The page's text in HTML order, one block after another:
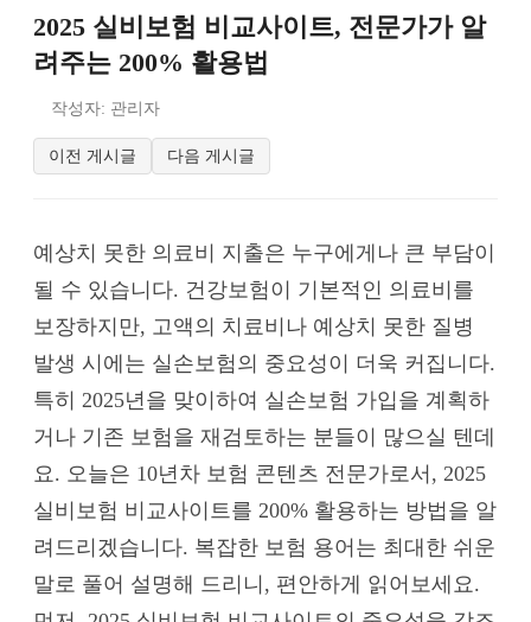
2025 실비보험 비교사이트, 전문가가 알
려주는 200% 활용법
작성자: 관리자
이전 게시글 다음 게시글
예상치 못한 의료비 지출은 누구에게나 큰 부담이
될 수 있습니다. 건강보험이 기본적인 의료비를
보장하지만, 고액의 치료비나 예상치 못한 질병
발생 시에는 실손보험의 중요성이 더욱 커집니다.
특히 2025년을 맞이하여 실손보험 가입을 계획하
거나 기존 보험을 재검토하는 분들이 많으실 텐데
요. 오늘은 10년차 보험 콘텐츠 전문가로서, 2025
실비보험 비교사이트를 200% 활용하는 방법을 알
려드리겠습니다. 복잡한 보험 용어는 최대한 쉬운
말로 풀어 설명해 드리니, 편안하게 읽어보세요.